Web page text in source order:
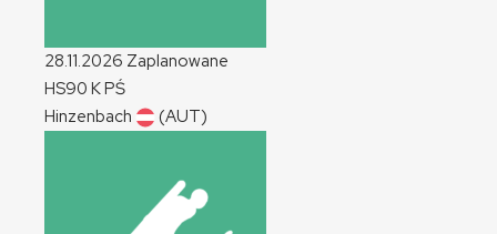
28.11.2026 Zaplanowane
HS90 KPŚ
Hinzenbach
(AUT)